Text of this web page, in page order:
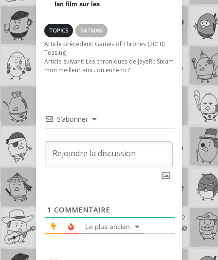
fan film sur les
TOPICS BATMAN
Article précédent: Games of Thrones (2010)
Teasing
Article suivant: Les chroniques de JayeR : Steam
mon meilleur ami…ou ennemi ?
S’abonner
1 COMMENTAIRE
Le plus ancien